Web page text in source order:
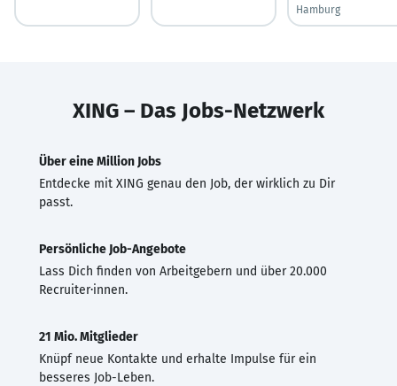
Hamburg
XING – Das Jobs-Netzwerk
Über eine Million Jobs
Entdecke mit XING genau den Job, der wirklich zu Dir
passt.
Persönliche Job-Angebote
Lass Dich finden von Arbeitgebern und über 20.000
Recruiter·innen.
21 Mio. Mitglieder
Knüpf neue Kontakte und erhalte Impulse für ein
besseres Job-Leben.